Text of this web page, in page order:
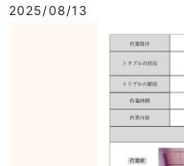
2025/08/13